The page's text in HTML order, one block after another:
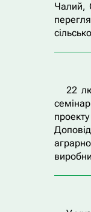
Чалий,
22